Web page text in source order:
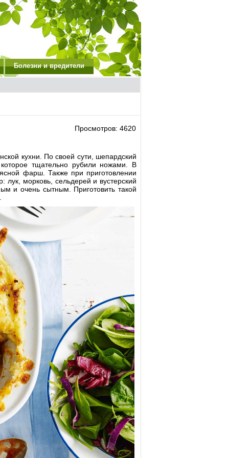
Болезни и вредители
Просмотров: 4620
кухни. По своей сути, шепардский
тщательно рубили ножами. В
фарш. Также при приготовлении
лук, морковь, сельдерей и вустерский
и очень сытным. Приготовить такой